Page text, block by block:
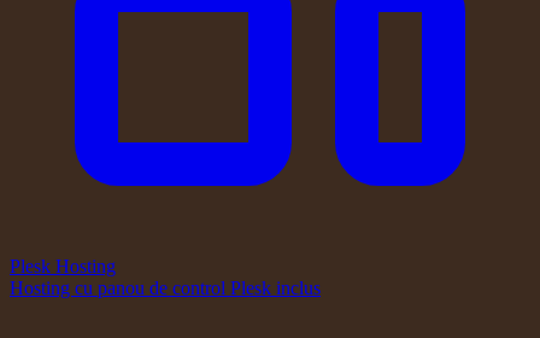
Plesk Hosting
Hosting cu panou de control Plesk inclus